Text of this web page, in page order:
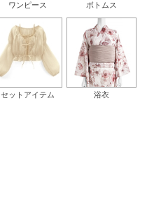
ワンピース ボトムス
セットアイテム 浴衣